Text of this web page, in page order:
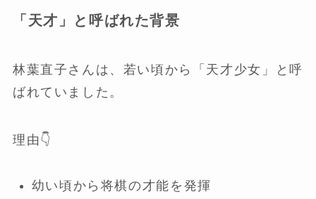
「天才」と呼ばれた背景
林葉直子さんは、若い頃から「天才少女」と呼
ばれていました。
理由👇
幼い頃から将棋の才能を発揮